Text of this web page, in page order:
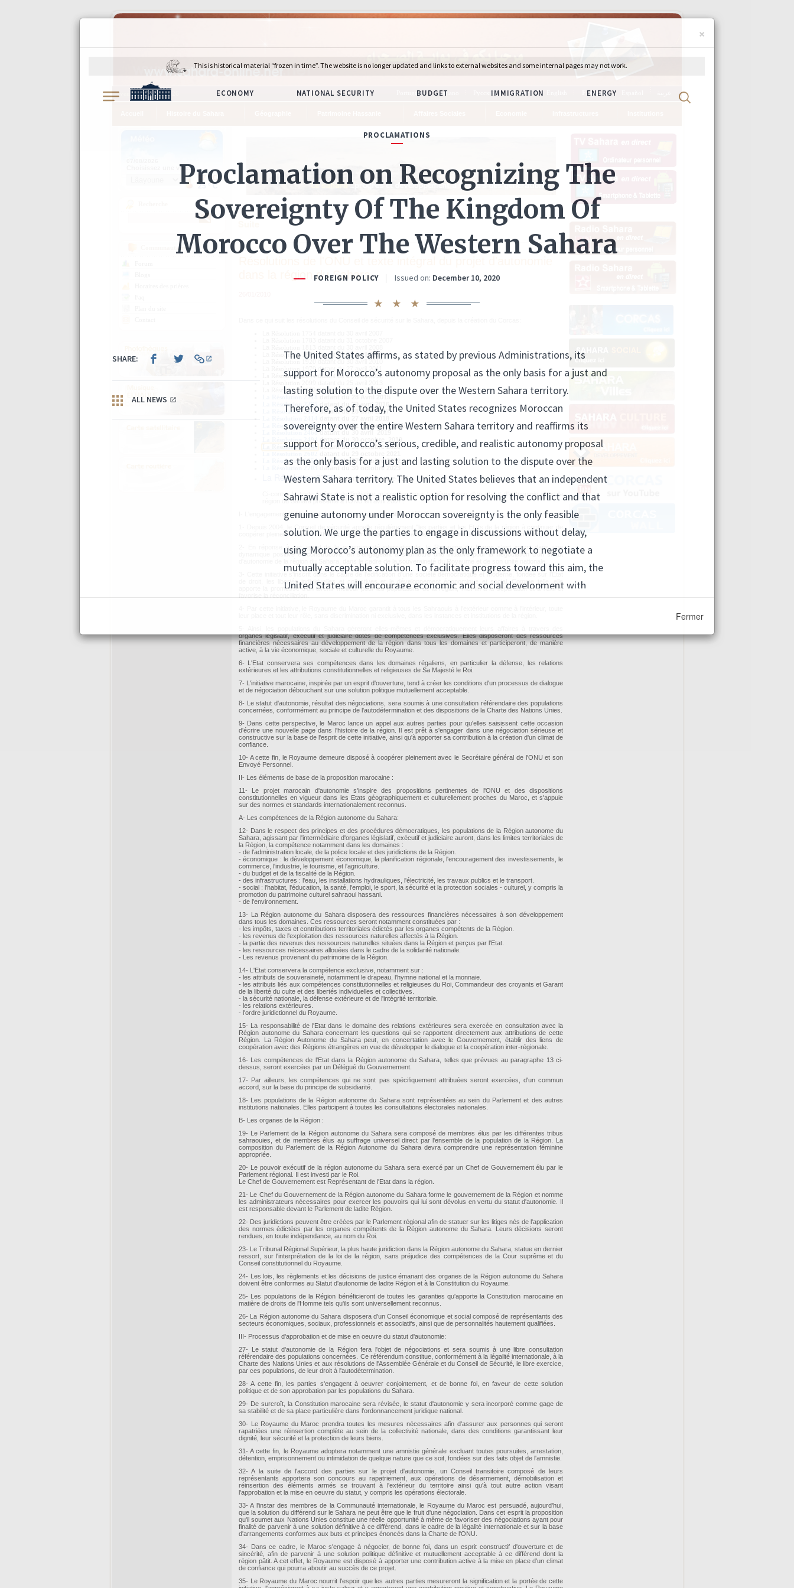
vendredi 7 août 2026 Português Italiano Русский Deutsch Français
Communautaire
dans la région du Sahara
Résolution 1871datant du 30 avril 2009
Résolution 1979 datant du 27 avril 2011
La Résolution 2044datant du 24 Avril 2012
La Résolution 2152 datant du 24 Avril 2014
La Résolution 2218
La Résolution 2285 datant du 29 avril 2016
La Résolution 2351datant du 28 avril 2017
La Résolution 2440datant du 01 novembre 2018
La Résolution 2468datant du 30 avril 2019
La Résolution 2494 datant du 30 octobre 2019
La Résolution 2548 datant du 30 octobre 2020
La Résolution 2654datant du 27 octobre 2022
datant du 30 octobre 2023
La Résolution 2756datant du 31 octobre 2024
Ci-contre le texte intégral de l'initiative marocaine pour la négociation d'un statut d'autonomie dans la
région du Sahara présenté à l'ONU en avril 2007 :
I- L'engagement du Maroc en faveur d'une solution politique définitive :
1- Depuis 2004, le Conseil de sécurité appelle régulièrement "les parties et les Etats de la région à continuer de
coopérer pleinement avec l'ONU pour mettre fin à l'impasse actuelle et progresser vers une solution politique".
2- En réponse à cet appel de la communauté internationale, le Royaume du Maroc s'est inscrit dans une
dynamique positive et constructive, en s'engageant à soumettre une initiative pour la négociation d'un statut
3- Cette initiative s'inscrit dans le cadre de l'édification d'une société démocratique et moderne, fondée sur l'Etat
de droit, les libertés individuelles et collectives et le développement économique et social. Comme telle, elle
apporte la promesse d'un avenir meilleur pour les populations de la région, met fin à la séparation et à l'exil et
organes législatif, exécutif et judiciaire dotés de compétences exclusives. Elles disposeront des ressources
financières nécessaires au développement de la région dans tous les domaines et participeront, de manière
active, à la vie économique, sociale et culturelle du Royaume.
6- L'Etat conservera ses compétences dans les domaines régaliens, en particulier la défense, les relations
extérieures et les attributions constitutionnelles et religieuses de Sa Majesté le Roi.
7- L'initiative marocaine, inspirée par un esprit d'ouverture, tend à créer les conditions d'un processus de dialogue
et de négociation débouchant sur une solution politique mutuellement acceptable.
8- Le statut d'autonomie, résultat des négociations, sera soumis à une consultation référendaire des populations
concernées, conformément au principe de l'autodétermination et des dispositions de la Charte des Nations Unies.
9- Dans cette perspective, le Maroc lance un appel aux autres parties pour qu'elles saisissent cette occasion
d'écrire une nouvelle page dans l'histoire de la région. Il est prêt à s'engager dans une négociation sérieuse et
constructive sur la base de l'esprit de cette initiative, ainsi qu'à apporter sa contribution à la création d'un climat de
confiance.
10- A cette fin, le Royaume demeure disposé à coopérer pleinement avec le Secrétaire général de l'ONU et son
Envoyé Personnel.
II- Les éléments de base de la proposition marocaine :
11- Le projet marocain d'autonomie s'inspire des propositions pertinentes de l'ONU et des dispositions
constitutionnelles en vigueur dans les Etats géographiquement et culturellement proches du Maroc, et s'appuie
sur des normes et standards internationalement reconnus.
A- Les compétences de la Région autonome du Sahara:
12- Dans le respect des principes et des procédures démocratiques, les populations de la Région autonome du
Sahara, agissant par l'intermédiaire d'organes législatif, exécutif et judiciaire auront, dans les limites territoriales de
la Région, la compétence notamment dans les domaines :
- de l'administration locale, de la police locale et des juridictions de la Région.
- économique : le développement économique, la planification régionale, l'encouragement des investissements, le
commerce, l'industrie, le tourisme, et l'agriculture.
- du budget et de la fiscalité de la Région.
- des infrastructures : l'eau, les installations hydrauliques, l'électricité, les travaux publics et le transport.
- social : l'habitat, l'éducation, la santé, l'emploi, le sport, la sécurité et la protection sociales - culturel, y compris la
promotion du patrimoine culturel sahraoui hassani.
- de l'environnement.
13- La Région autonome du Sahara disposera des ressources financières nécessaires à son développement
dans tous les domaines. Ces ressources seront notamment constituées par :
- les impôts, taxes et contributions territoriales édictés par les organes compétents de la Région.
- les revenus de l'exploitation des ressources naturelles affectés à la Région.
- la partie des revenus des ressources naturelles situées dans la Région et perçus par l'Etat.
- les ressources nécessaires allouées dans le cadre de la solidarité nationale.
- Les revenus provenant du patrimoine de la Région.
14- L'Etat conservera la compétence exclusive, notamment sur :
- les attributs de souveraineté, notamment le drapeau, l'hymne national et la monnaie.
- les attributs liés aux compétences constitutionnelles et religieuses du Roi, Commandeur des croyants et Garant
de la liberté du culte et des libertés individuelles et collectives.
- la sécurité nationale, la défense extérieure et de l'intégrité territoriale.
- les relations extérieures.
- l'ordre juridictionnel du Royaume.
15- La responsabilité de l'Etat dans le domaine des relations extérieures sera exercée en consultation avec la
Région autonome du Sahara concernant les questions qui se rapportent directement aux attributions de cette
Région. La Région Autonome du Sahara peut, en concertation avec le Gouvernement, établir des liens de
coopération avec des Régions étrangères en vue de développer le dialogue et la coopération inter-régionale.
16- Les compétences de l'Etat dans la Région autonome du Sahara, telles que prévues au paragraphe 13 ci-
dessus, seront exercées par un Délégué du Gouvernement.
17- Par ailleurs, les compétences qui ne sont pas spécifiquement attribuées seront exercées, d'un commun
accord, sur la base du principe de subsidiarité.
18- Les populations de la Région autonome du Sahara sont représentées au sein du Parlement et des autres
institutions nationales. Elles participent à toutes les consultations électorales nationales.
B- Les organes de la Région :
19- Le Parlement de la Région autonome du Sahara sera composé de membres élus par les différentes tribus
sahraouies, et de membres élus au suffrage universel direct par l'ensemble de la population de la Région. La
composition du Parlement de la Région Autonome du Sahara devra comprendre une représentation féminine
appropriée.
20- Le pouvoir exécutif de la région autonome du Sahara sera exercé par un Chef de Gouvernement élu par le
Parlement régional. Il est investi par le Roi.
Le Chef de Gouvernement est Représentant de l'Etat dans la région.
21- Le Chef du Gouvernement de la Région autonome du Sahara forme le gouvernement de la Région et nomme
les administrateurs nécessaires pour exercer les pouvoirs qui lui sont dévolus en vertu du statut d'autonomie. Il
est responsable devant le Parlement de ladite Région.
22- Des juridictions peuvent être créées par le Parlement régional afin de statuer sur les litiges nés de l'application
des normes édictées par les organes compétents de la Région autonome du Sahara. Leurs décisions seront
rendues, en toute indépendance, au nom du Roi.
23- Le Tribunal Régional Supérieur, la plus haute juridiction dans la Région autonome du Sahara, statue en dernier
ressort, sur l'interprétation de la loi de la région, sans préjudice des compétences de la Cour suprême et du
Conseil constitutionnel du Royaume.
24- Les lois, les règlements et les décisions de justice émanant des organes de la Région autonome du Sahara
doivent être conformes au Statut d'autonomie de ladite Région et à la Constitution du Royaume.
25- Les populations de la Région bénéficieront de toutes les garanties qu'apporte la Constitution marocaine en
matière de droits de l'Homme tels qu'ils sont universellement reconnus.
26- La Région autonome du Sahara disposera d'un Conseil économique et social composé de représentants des
secteurs économiques, sociaux, professionnels et associatifs, ainsi que de personnalités hautement qualifiées.
III- Processus d'approbation et de mise en oeuvre du statut d'autonomie:
27- Le statut d'autonomie de la Région fera l'objet de négociations et sera soumis à une libre consultation
référendaire des populations concernées. Ce référendum constitue, conformément à la légalité internationale, à la
Charte des Nations Unies et aux résolutions de l'Assemblée Générale et du Conseil de Sécurité, le libre exercice,
par ces populations, de leur droit à l'autodétermination.
28- A cette fin, les parties s'engagent à oeuvrer conjointement, et de bonne foi, en faveur de cette solution
politique et de son approbation par les populations du Sahara.
29- De surcroît, la Constitution marocaine sera révisée, le statut d'autonomie y sera incorporé comme gage de
sa stabilité et de sa place particulière dans l'ordonnancement juridique national.
30- Le Royaume du Maroc prendra toutes les mesures nécessaires afin d'assurer aux personnes qui seront
rapatriées une réinsertion complète au sein de la collectivité nationale, dans des conditions garantissant leur
dignité, leur sécurité et la protection de leurs biens.
31- A cette fin, le Royaume adoptera notamment une amnistie générale excluant toutes poursuites, arrestation,
détention, emprisonnement ou intimidation de quelque nature que ce soit, fondées sur des faits objet de l'amnistie.
32- A la suite de l'accord des parties sur le projet d'autonomie, un Conseil transitoire composé de leurs
représentants apportera son concours au rapatriement, aux opérations de désarmement, démobilisation et
réinsertion des éléments armés se trouvant à l'extérieur du territoire ainsi qu'à tout autre action visant
l'approbation et la mise en oeuvre du statut, y compris les opérations électorale.
33- A l'instar des membres de la Communauté internationale, le Royaume du Maroc est persuadé, aujourd'hui,
que la solution du différend sur le Sahara ne peut être que le fruit d'une négociation. Dans cet esprit la proposition
qu'il soumet aux Nations Unies constitue une réelle opportunité à même de favoriser des négociations ayant pour
finalité de parvenir à une solution définitive à ce différend, dans le cadre de la légalité internationale et sur la base
d'arrangements conformes aux buts et principes énoncés dans la Charte de l'ONU.
34- Dans ce cadre, le Maroc s'engage à négocier, de bonne foi, dans un esprit constructif d'ouverture et de
sincérité, afin de parvenir à une solution politique définitive et mutuellement acceptable à ce différend dont la
région pâtit. A cet effet, le Royaume est disposé à apporter une contribution active à la mise en place d'un climat
de confiance qui pourra aboutir au succès de ce projet.
35- Le Royaume du Maroc nourrit l'espoir que les autres parties mesureront la signification et la portée de cette
×
Fermer